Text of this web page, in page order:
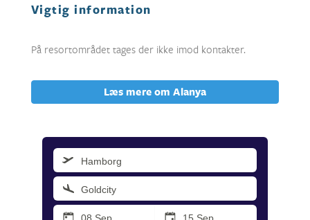
Vigtig information
På resortområdet tages der ikke imod kontakter.
Læs mere om Alanya